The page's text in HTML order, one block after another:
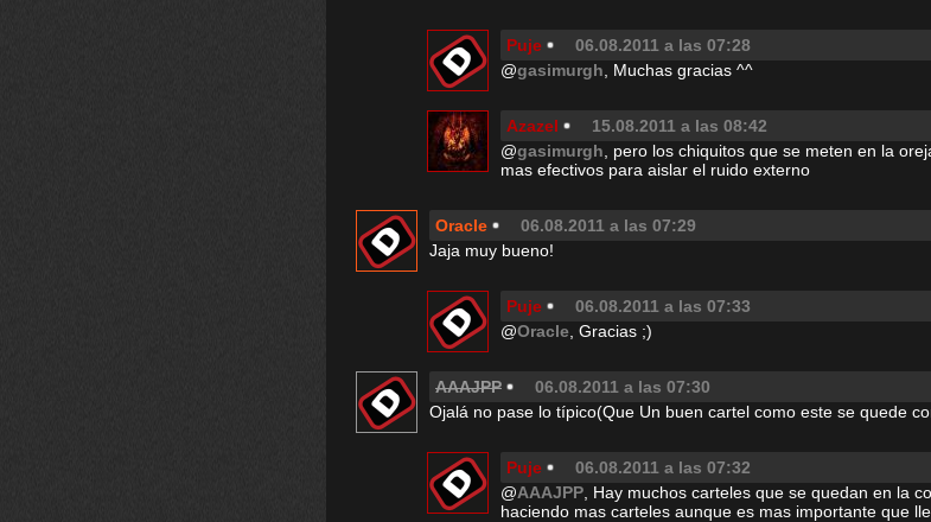
Puje 06.08.2011 a las 07:28
@gasimurgh , Muchas gracias ^^
Azazel 15.08.2011 a las 08:42
@gasimurgh , pero los chiquitos que se meten en la
mas efectivos para aislar el ruido externo
Oracle 06.08.2011 a las 07:29
Jaja muy bueno!
Puje 06.08.2011 a las 07:33
@Oracle , Gracias ;)
AAAJPP 06.08.2011 a las 07:30
Ojalá no pase lo típico(Que Un buen cartel como este se quede
Puje 06.08.2011 a las 07:32
@AAAJPP , Hay muchos carteles que se quedan en la
haciendo mas carteles aunque es mas importante que